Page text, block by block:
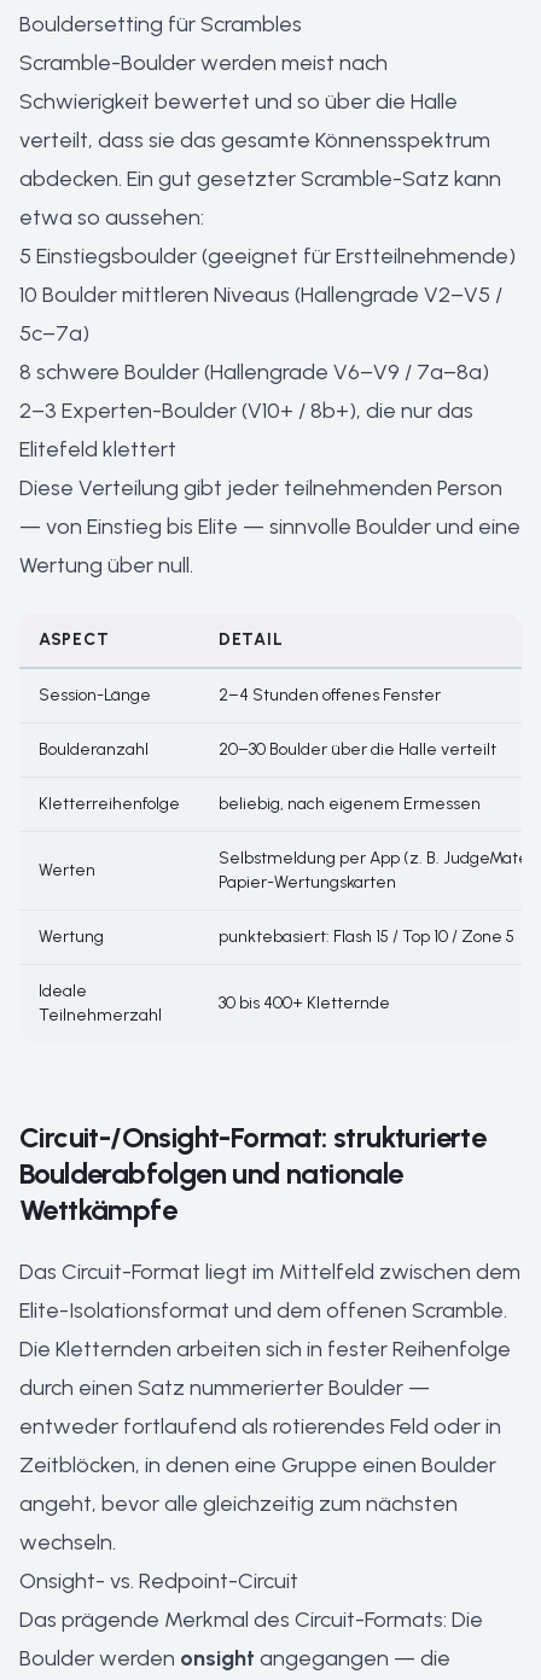
Bouldersetting für Scrambles
Scramble-Boulder werden meist nach
Schwierigkeit bewertet und so über die Halle
verteilt, dass sie das gesamte Könnensspektrum
abdecken. Ein gut gesetzter Scramble-Satz kann
etwa so aussehen:
5 Einstiegsboulder (geeignet für Erstteilnehmende)
10 Boulder mittleren Niveaus (Hallengrade V2–V5 /
5c–7a)
8 schwere Boulder (Hallengrade V6–V9 / 7a–8a)
2–3 Experten-Boulder (V10+ / 8b+), die nur das
Elitefeld klettert
Diese Verteilung gibt jeder teilnehmenden Person
— von Einstieg bis Elite — sinnvolle Boulder und eine
Wertung über null.
ASPECT DETAIL
Session-Länge 2–4 Stunden offenes Fenster
Boulderanzahl 20–30 Boulder über die Halle verteilt
Kletterreihenfolge beliebig, nach eigenem Ermessen
Werten
Selbstmeldung per App (z. B. JudgeMate)
Papier-Wertungskarten
Wertung punktebasiert: Flash 15 / Top 10 / Zone 5
Ideale
Teilnehmerzahl
30 bis 400+ Kletternde
Circuit-/Onsight-Format: strukturierte
Boulderabfolgen und nationale
Wettkämpfe
Das Circuit-Format liegt im Mittelfeld zwischen dem
Elite-Isolationsformat und dem offenen Scramble.
Die Kletternden arbeiten sich in fester Reihenfolge
durch einen Satz nummerierter Boulder —
entweder fortlaufend als rotierendes Feld oder in
Zeitblöcken, in denen eine Gruppe einen Boulder
angeht, bevor alle gleichzeitig zum nächsten
wechseln.
Onsight- vs. Redpoint-Circuit
Das prägende Merkmal des Circuit-Formats: Die
Boulder werden onsight angegangen — die